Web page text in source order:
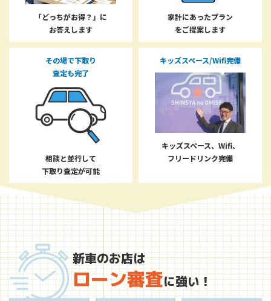
「どっちがお得？」に
お答えします
家計にあったプラン
をご提案します
その場で下取り
査定も完了
相談と並行して
下取り査定が可能
キッズスペース/Wifi完備
キッズスペース、Wifi、
フリードリンク完備
新車のお店は
ローン審査に強い！